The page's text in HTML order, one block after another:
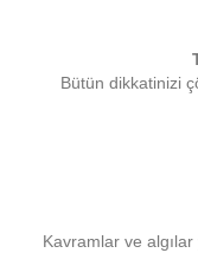
Bütün dikkatinizi
Kavramlar ve